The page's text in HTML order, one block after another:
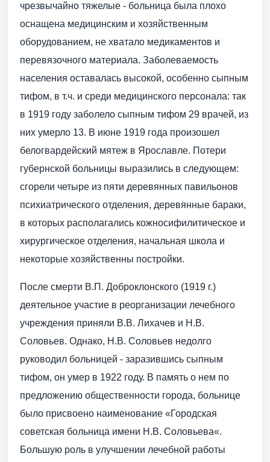
чрезвычайно тяжелые - больница была плохо
оснащена медицинским и хозяйственным
оборудованием, не хватало медикаментов и
перевязочного материала. Заболеваемость
населения оставалась высокой, особенно сыпным
тифом, в т.ч. и среди медицинского персонала: так
в 1919 году заболело сыпным тифом 29 врачей, из
них умерло 13. В июне 1919 года произошел
белогвардейский мятеж в Ярославле. Потери
губернской больницы выразились в следующем:
сгорели четыре из пяти деревянных павильонов
психиатрического отделения, деревянные бараки,
в которых располагались кожно­сифилитическое и
хирургическое отделения, начальная школа и
некоторые хозяйственны постройки.
После смерти В.П. Доброклонского (1919 г.)
деятельное участие в реорганизации лечебного
учреждения приняли В.В. Лихачев и Н.В.
Соловьев. Однако, Н.В. Соловьев недолго
руководил больницей - заразившись сыпным
тифом, он умер в 1922 году. В память о нем по
предложению общественности города, больнице
было присвоено наименование «Городская
советская больница имени Н.В. Соловьева«.
Большую роль в улучшении лечебной работы